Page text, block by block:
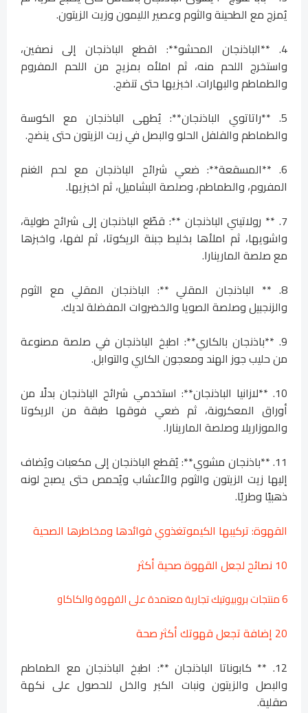
يُمزج مع الطحينة والثوم وعصير الليمون وزيت الزيتون.
4. **الباذنجان المحشو**: اقطع الباذنجان إلى نصفين،
واستخرج اللحم منه، ثم املأه بمزيج من اللحم المفروم
والطماطم والبهارات. اخبزيها حتى تنضج.
5. **راتاتوي الباذنجان**: يُطهى الباذنجان مع الكوسة
والطماطم والفلفل الحلو والبصل في زيت الزيتون حتى ينضج.
6. **المسقعة**: ضعي شرائح الباذنجان مع لحم الغنم
المفروم، والطماطم، وصلصة البشاميل، ثم اخبزيها.
7. ** رولاتيني الباذنجان **: قطّع الباذنجان إلى شرائح طولية،
واشويها، ثم املأها بخليط جبنة الريكوتا، ثم لفها، واخبزها
مع صلصة المارينارا.
8. ** الباذنجان المقلي **: الباذنجان المقلي مع الثوم
والزنجبيل وصلصة الصويا والخضروات المفضلة لديك.
9. **باذنجان بالكاري**: اطبخ الباذنجان في صلصة مصنوعة
من حليب جوز الهند ومعجون الكاري والتوابل.
10. **لازانيا الباذنجان**: استخدمي شرائح الباذنجان بدلًا من
أوراق المعكرونة، ثم ضعي فوقها طبقة من الريكوتا
والموزاريلا وصلصة المارينارا.
11. **باذنجان مشوي**: يُقطع الباذنجان إلى مكعبات ويُضاف
إليها زيت الزيتون والثوم والأعشاب ويُحمص حتى يصبح لونه
ذهبيًا وطريًا.
القهوة: تركيبها الكيموتغذوي فوائدها ومخاطرها الصحية
10 نصائح لجعل القهوة صحية أكثر
6 منتجات بروبيوتيك تجارية معتمدة على القهوة والكاكاو
20 إضافة تجعل قهوتك أكثر صحة
12. ** كابوناتا الباذنجان **: اطبخ الباذنجان مع الطماطم
والبصل والزيتون ونبات الكبر والخل للحصول على نكهة
صقلية.